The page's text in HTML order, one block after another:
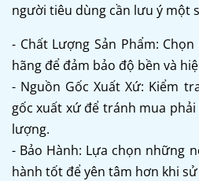
người tiêu dùng cần lưu ý một
- Chất Lượng Sản Phẩm:
hãng để đảm bảo độ bền và
- Nguồn Gốc Xuất Xứ: Kiểm
gốc xuất xứ để tránh mua
lượng.
- Bảo Hành: Lựa chọn những
hành tốt để yên tâm hơn khi